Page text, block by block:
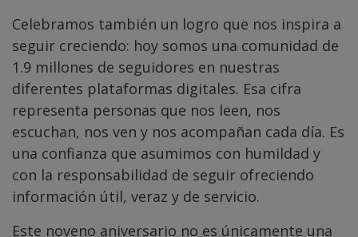
Celebramos también un logro que nos inspira a
seguir creciendo: hoy somos una comunidad de
1.9 millones de seguidores en nuestras
diferentes plataformas digitales. Esa cifra
representa personas que nos leen, nos
escuchan, nos ven y nos acompañan cada día. Es
una confianza que asumimos con humildad y
con la responsabilidad de seguir ofreciendo
información útil, veraz y de servicio.
Este noveno aniversario no es únicamente una